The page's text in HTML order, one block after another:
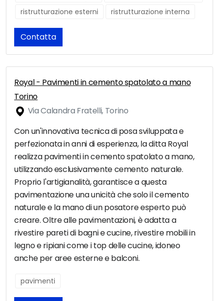
ristrutturazione esterni
ristrutturazione interna
Contatta
Royal - Pavimenti in cemento spatolato a mano
Torino
Via Calandra Fratelli, Torino
Con un'innovativa tecnica di posa sviluppata e
perfezionata in anni di esperienza, la ditta Royal
realizza pavimenti in cemento spatolato a mano,
utilizzando esclusivamente cemento naturale.
Proprio l'artigianalità, garantisce a questa
pavimentazione una unicità che solo il cemento
naturale e la mano di un posatore esperto può
creare. Oltre alle pavimentazioni, è adatta a
rivestire pareti di bagni e cucine, rivestire mobili in
legno e ripiani come i top delle cucine, idoneo
anche per aree esterne e balconi.
pavimenti